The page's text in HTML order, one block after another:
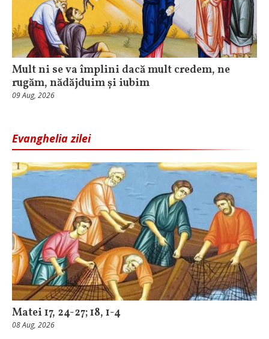
Mult ni se va împlini dacă mult credem, ne
rugăm, nădăjduim și iubim
09 Aug, 2026
Evanghelia zilei
Matei 17, 24-27; 18, 1-4
08 Aug, 2026